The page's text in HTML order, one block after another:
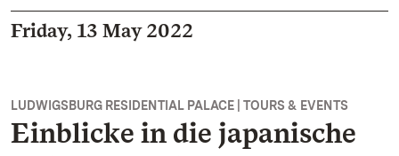
Friday, 13 May 2022
LUDWIGSBURG RESIDENTIAL PALACE | TOURS & EVENTS
Einblicke in die japanische